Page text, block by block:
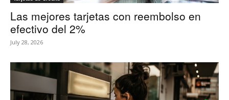
Las mejores tarjetas con reembolso en
efectivo del 2%
July 28, 2026